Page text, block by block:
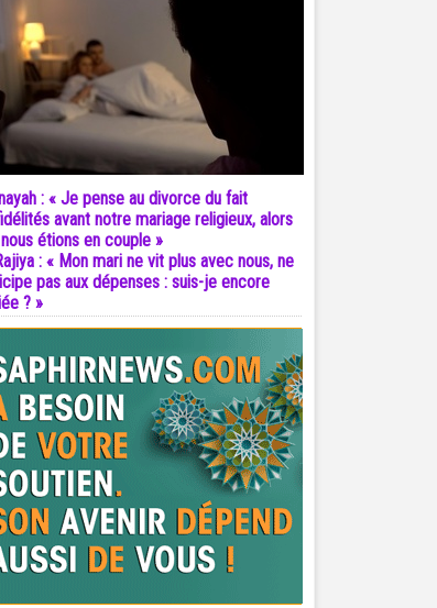
: « Je pense au divorce du fait
avant notre mariage religieux, alors
étions en couple »
: « Mon mari ne vit plus avec nous, ne
pas aux dépenses : suis-je encore
? »